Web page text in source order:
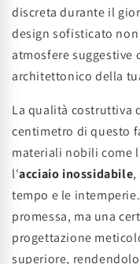
discreta durante il
design sofisticato
atmosfere suggestive
architettonico della
La qualità costruttiva
centimetro di questo
materiali nobili come
l'acciaio inossidabile,
tempo e le
promessa, ma una
progettazione
superiore,